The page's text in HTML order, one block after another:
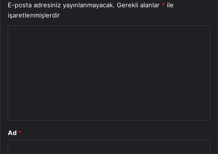
E-posta adresiniz yayınlanmayacak. Gerekli alanlar * ile
işaretlenmişlerdir
Ad *